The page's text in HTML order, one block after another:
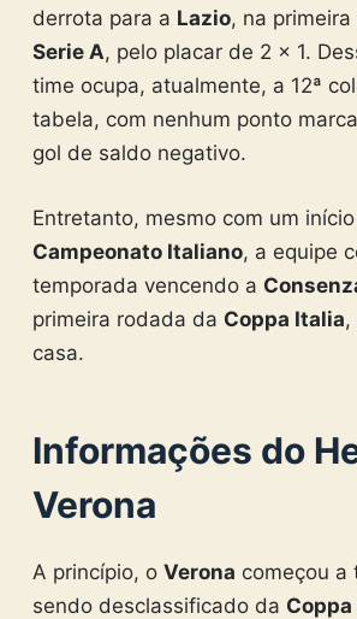
derrota para a Lazio, na
Serie A, pelo placar de 2 x 1.
time ocupa, atualmente, a 12ª
tabela, com nenhum ponto
gol de saldo negativo.
Entretanto, mesmo com um
Campeonato Italiano, a equipe
temporada vencendo a
primeira rodada da Coppa Italia
casa.
Informações do
Verona
A princípio, o Verona começou a
sendo desclassificado da